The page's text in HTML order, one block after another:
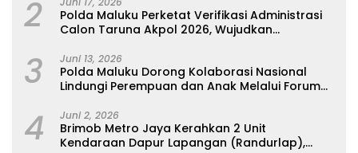
2
Polda Maluku Perketat Verifikasi Administrasi
Calon Taruna Akpol 2026, Wujudkan
3 Juni 13, 2026
Polda Maluku Dorong Kolaborasi Nasional
Lindungi Perempuan dan Anak Melalui Forum
4 Juni 2, 2026
Brimob Metro Jaya Kerahkan 2 Unit
Kendaraan Dapur Lapangan (Randurlap),